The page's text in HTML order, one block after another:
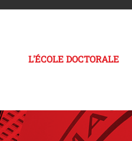
L'ÉCOLE DOCTORALE